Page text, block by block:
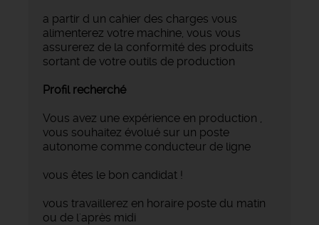
a partir d un cahier des charges vous
alimenterez votre machine, vous vous
assurerez de la conformité des produits
sortant de votre outils de production
Profil recherché
Vous avez une expérience en production ,
vous souhaitez évolué sur un poste
autonome comme conducteur de ligne
vous êtes le bon candidat !
vous travaillerez en horaire poste du matin
ou de l'après midi